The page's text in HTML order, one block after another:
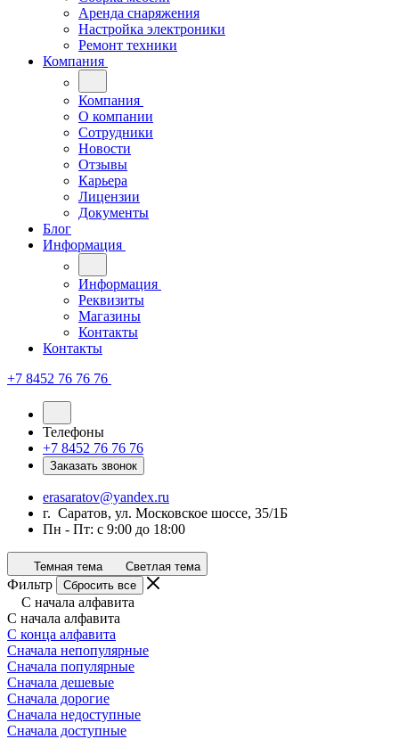
Аренда снаряжения
Настройка электроники
Ремонт техники
Компания
Компания
О компании
Сотрудники
Новости
Отзывы
Карьера
Лицензии
Документы
Блог
Информация
Информация
Реквизиты
Магазины
Контакты
Контакты
+7 8452 76 76 76
Телефоны
+7 8452 76 76 76
Заказать звонок
erasaratov@yandex.ru
г. Саратов, ул. Московское шоссе, 35/1Б
Пн - Пт: с 9:00 до 18:00
Темная тема Светлая тема
Фильтр Сбросить все
С начала алфавита
С начала алфавита
С конца алфавита
Сначала непопулярные
Сначала популярные
Сначала дешевые
Сначала дорогие
Сначала недоступные
Сначала доступные